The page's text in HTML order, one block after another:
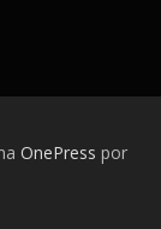
OnePress por